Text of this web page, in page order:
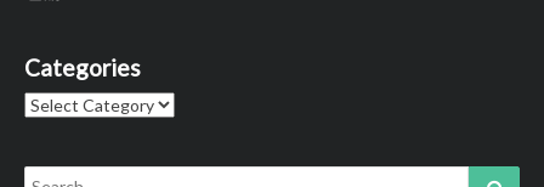
Categories
Categories
Search